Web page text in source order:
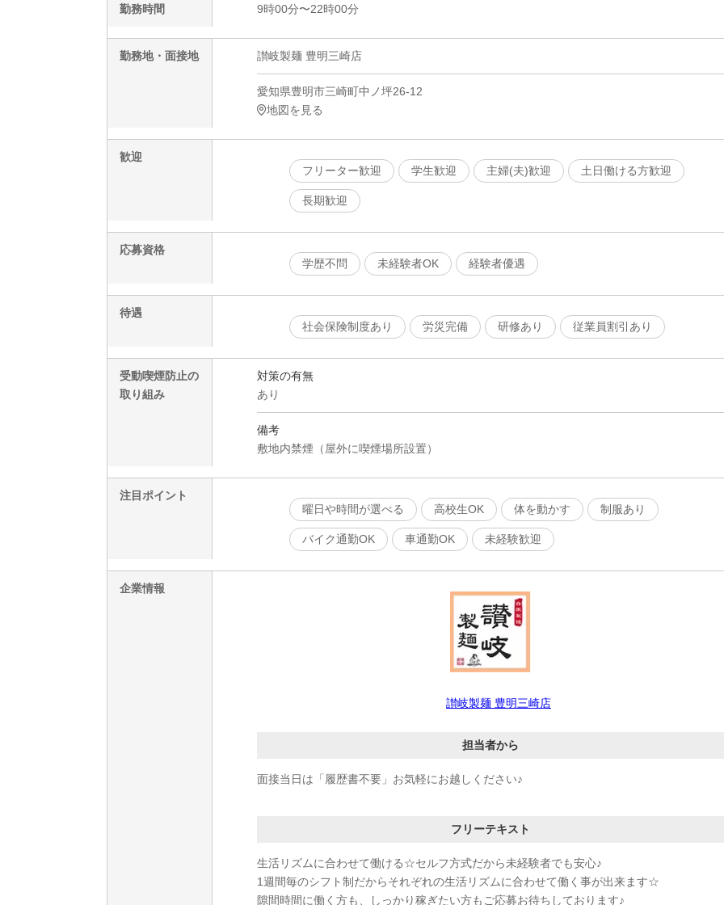
勤務時間 9時00分〜22時00分
勤務地・面接地 讃岐製麺 豊明三崎店
愛知県豊明市三崎町中ノ坪26-12
地図を見る
歓迎
フリーター歓迎
学生歓迎 主婦(夫)歓迎 土日働ける方歓迎
長期歓迎
応募資格
学歴不問
未経験者OK 経験者優遇
待遇
社会保険制度あり
労災完備 研修あり 従業員割引あり
受動喫煙防止の
取り組み
対策の有無
あり
備考
敷地内禁煙（屋外に喫煙場所設置）
注目ポイント
曜日や時間が選べる
高校生OK 体を動かす 制服あり
バイク通勤OK 車通勤OK 未経験歓迎
企業情報
讃岐製麺 豊明三崎店
担当者から
面接当日は「履歴書不要」お気軽にお越しください♪
フリーテキスト
生活リズムに合わせて働ける☆セルフ方式だから未経験者でも安心♪
1週間毎のシフト制だからそれぞれの生活リズムに合わせて働く事が出来ます☆
隙間時間に働く方も、しっかり稼ぎたい方もご応募お待ちしております♪